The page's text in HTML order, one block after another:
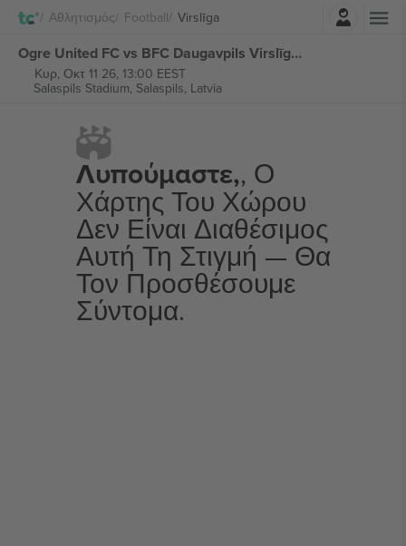
Αθλητισμός Football Virslīga
Ogre United FC vs BFC Daugavpils Virslīga εισιτήρια
Κυρ, Οκτ 11 26, 13:00 EEST
Salaspils Stadium, Salaspils, Latvia
Λυπούμαστε,, Ο
Χάρτης Του Χώρου
Δεν Είναι Διαθέσιμος
Αυτή Τη Στιγμή — Θα
Τον Προσθέσουμε
Σύντομα.